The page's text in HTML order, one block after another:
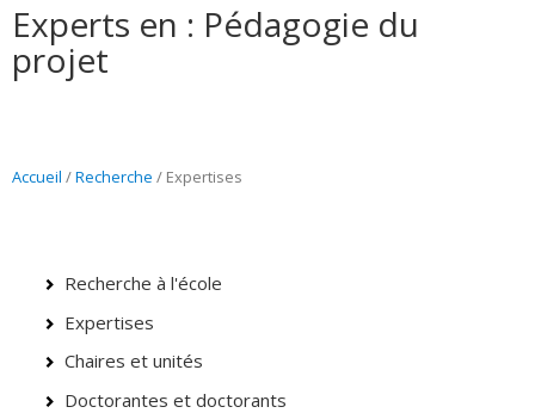
Experts en : Pédagogie du
projet
Accueil /Recherche / Expertises
Recherche à l'école
Expertises
Chaires et unités
Doctorantes et doctorants